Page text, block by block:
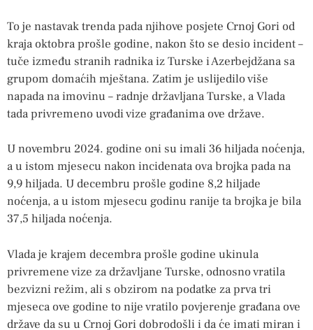
To je nastavak trenda pada njihove posjete Crnoj Gori od
kraja oktobra prošle godine, nakon što se desio incident –
tuče između stranih radnika iz Turske i Azerbejdžana sa
grupom domaćih mještana. Zatim je uslijedilo više
napada na imovinu – radnje državljana Turske, a Vlada
tada privremeno uvodi vize građanima ove države.
U novembru 2024. godine oni su imali 36 hiljada noćenja,
a u istom mjesecu nakon incidenata ova brojka pada na
9,9 hiljada. U decembru prošle godine 8,2 hiljade
noćenja, a u istom mjesecu godinu ranije ta brojka je bila
37,5 hiljada noćenja.
Vlada je krajem decembra prošle godine ukinula
privremene vize za državljane Turske, odnosno vratila
bezvizni režim, ali s obzirom na podatke za prva tri
mjeseca ove godine to nije vratilo povjerenje građana ove
države da su u Crnoj Gori dobrodošli i da će imati miran i